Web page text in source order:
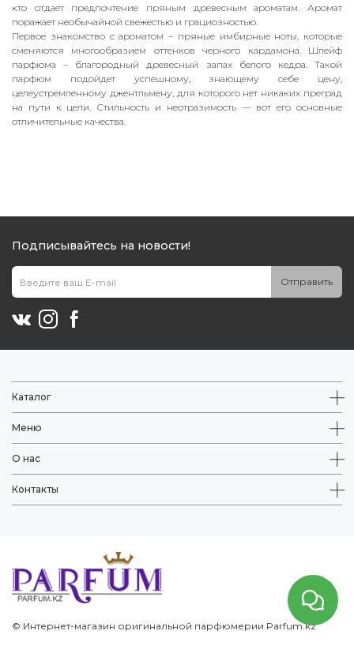
кто отдает предпочтение пряным древесным ароматам. Аромат
поражает необычайной свежестью и грациозностью.
Первое знакомство с ароматом – пряные имбирные ноты, которые
сменяются многообразием оттенков черного кардамона. Шлейф
парфюма – благородный древесный запах белого кедра. Такой
парфюм подойдет успешному, знающему себе цену,
целеустремленному джентльмену, для которого нет никаких преград
на пути к цели. Стильность и неотразимость — вот его основные
отличительные качества.
Подписывайтесь на новости!
Отправить
Каталог
Меню
О нас
Контакты
© Интернет-магазин оригинальной парфюмерии Parfum.kz